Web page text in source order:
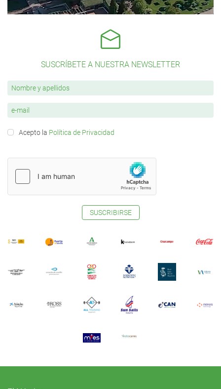
SUSCRÍBETE A NUESTRA NEWSLETTER
Acepto la Política de Privacidad
SUSCRIBIRSE